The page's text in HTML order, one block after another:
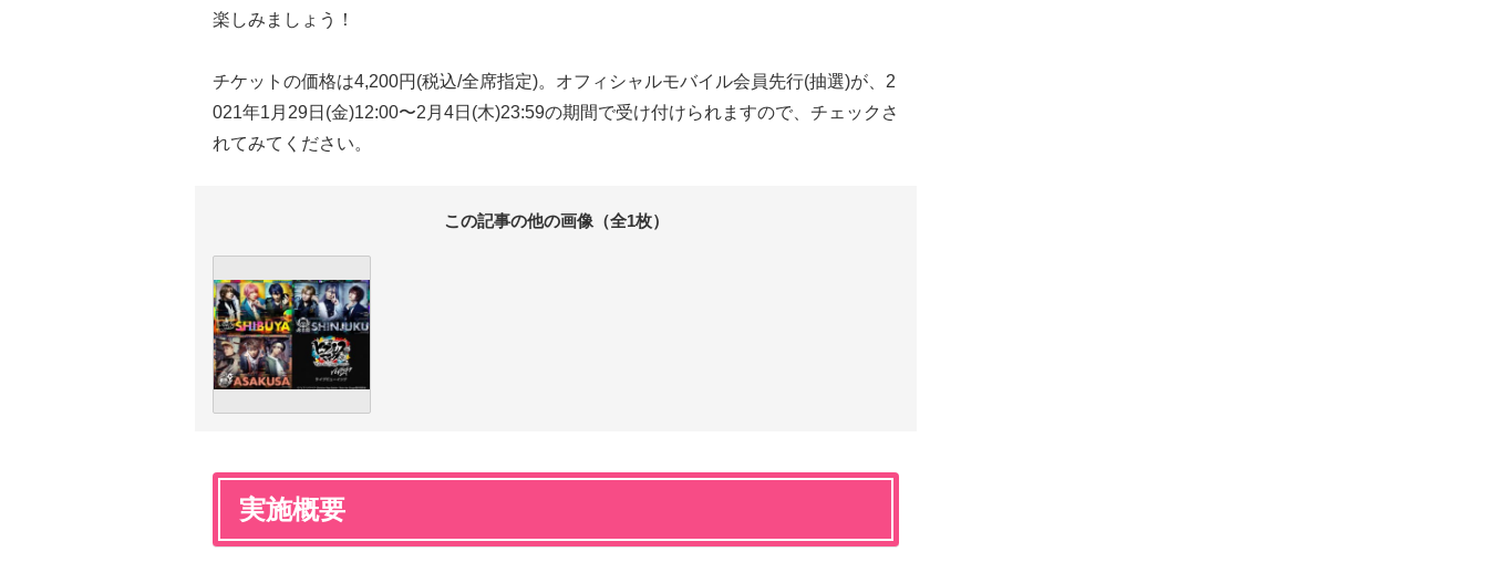
楽しみましょう！
チケットの価格は4,200円(税込/全席指定)。オフィシャルモバイル会員先行(抽選)が、2
021年1月29日(金)12:00〜2月4日(木)23:59の期間で受け付けられますので、チェックさ
れてみてください。
この記事の他の画像（全1枚）
実施概要